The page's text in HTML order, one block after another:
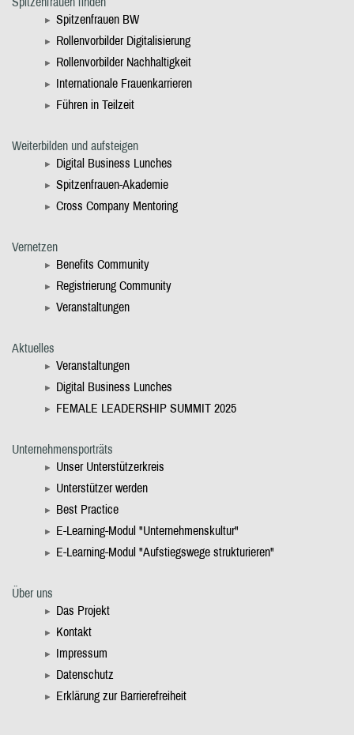
Spitzenfrauen BW
Rollenvorbilder Digitalisierung
Rollenvorbilder Nachhaltigkeit
Internationale Frauenkarrieren
Führen in Teilzeit
Weiterbilden und aufsteigen
Digital Business Lunches
Spitzenfrauen-Akademie
Cross Company Mentoring
Vernetzen
Benefits Community
Registrierung Community
Veranstaltungen
Aktuelles
Veranstaltungen
Digital Business Lunches
FEMALE LEADERSHIP SUMMIT 2025
Unternehmensporträts
Unser Unterstützerkreis
Unterstützer werden
Best Practice
E-Learning-Modul "Unternehmenskultur"
E-Learning-Modul "Aufstiegswege strukturieren"
Über uns
Das Projekt
Kontakt
Impressum
Datenschutz
Erklärung zur Barrierefreiheit